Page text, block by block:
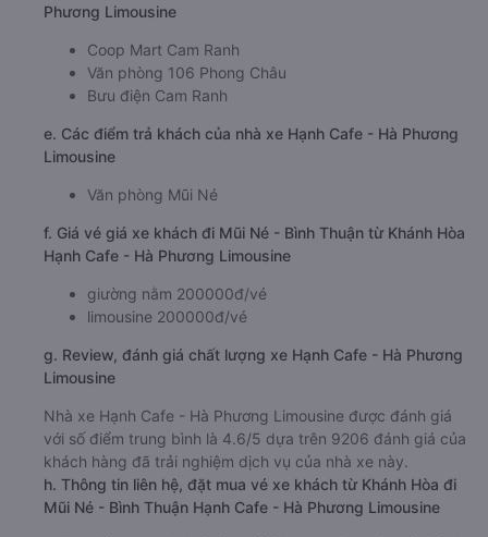
Phương Limousine
Coop Mart Cam Ranh
Văn phòng 106 Phong Châu
Bưu điện Cam Ranh
e. Các điểm trả khách của nhà xe Hạnh Cafe - Hà Phương
Limousine
Văn phòng Mũi Né
f. Giá vé giá xe khách đi Mũi Né - Bình Thuận từ Khánh Hòa
Hạnh Cafe - Hà Phương Limousine
giường nằm 200000đ/vé
limousine 200000đ/vé
g. Review, đánh giá chất lượng xe Hạnh Cafe - Hà Phương
Limousine
Nhà xe Hạnh Cafe - Hà Phương Limousine được đánh giá
với số điểm trung bình là 4.6/5 dựa trên 9206 đánh giá của
khách hàng đã trải nghiệm dịch vụ của nhà xe này.
h. Thông tin liên hệ, đặt mua vé xe khách từ Khánh Hòa đi
Mũi Né - Bình Thuận Hạnh Cafe - Hà Phương Limousine